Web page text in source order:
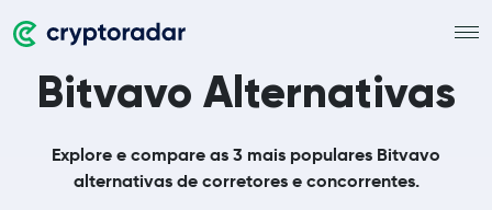
Bitvavo Alternativas
Explore e compare as 3 mais populares Bitvavo
alternativas de corretores e concorrentes.